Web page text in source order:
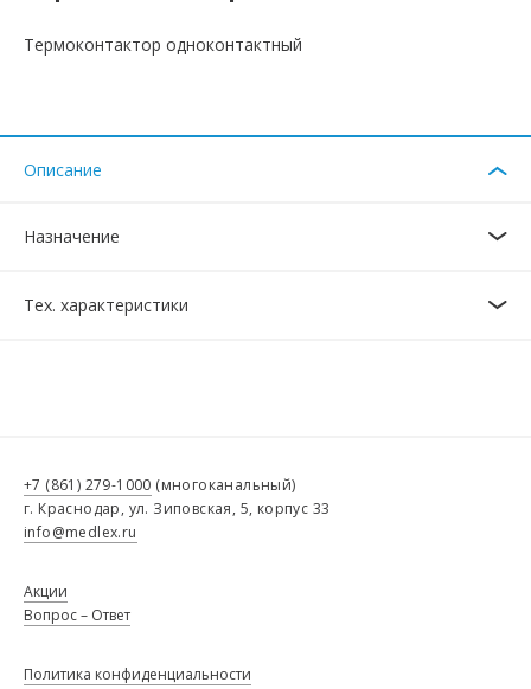
Термоконтактор одноконтактный
Описание
Назначение
Тех. характеристики
+7 (861) 279-1000 (многоканальный)
г. Краснодар, ул. Зиповская, 5, корпус 33
info@medlex.ru
Акции
Вопрос – Ответ
Политика конфиденциальности